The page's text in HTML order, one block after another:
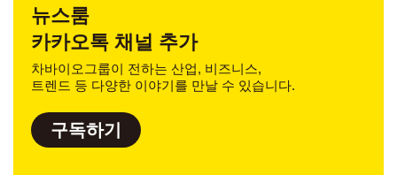
뉴스룸
카카오톡 채널 추가
차바이오그룹이 전하는 산업, 비즈니스,
트렌드 등 다양한 이야기를 만날 수 있습니다.
구독하기